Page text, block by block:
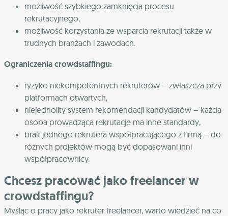
możliwość szybkiego zamknięcia procesu
rekrutacyjnego,
możliwość korzystania ze wsparcia rekrutacji także w
trudnych branżach i zawodach.
Ograniczenia crowdstaffingu:
ryzyko niekompetentnych rekruterów – zwłaszcza przy
platformach otwartych,
niejednolity system rekomendacji kandydatów – każda
osoba prowadząca rekrutacje ma inne standardy,
brak jednego rekrutera współpracującego z firmą – do
różnych projektów mogą być dopasowani inni
współpracownicy.
Chcesz pracować jako freelancer w
crowdstaffingu?
Myśląc o pracy jako rekruter freelancer, warto wiedzieć na co